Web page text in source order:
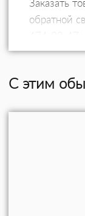
обратной
Доставка
Самовывоз:
С этим